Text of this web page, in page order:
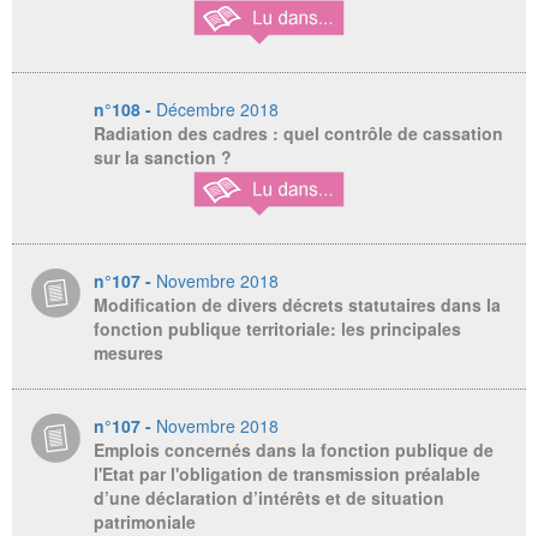
n°108 - Décembre 2018
Radiation des cadres : quel contrôle de cassation
sur la sanction ?
n°107 - Novembre 2018
Modification de divers décrets statutaires dans la
fonction publique territoriale: les principales
mesures
n°107 - Novembre 2018
Emplois concernés dans la fonction publique de
l'Etat par l'obligation de transmission préalable
d’une déclaration d’intérêts et de situation
patrimoniale